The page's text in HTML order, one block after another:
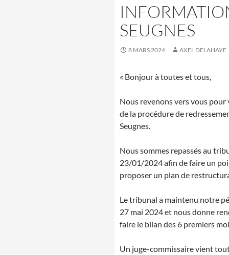
SEUGNES
8 MARS 2024 AXEL DELAHAYE
« Bonjour à toutes et tous,
Nous revenons vers vous
de la procédure de
Seugnes.
Nous sommes repassés au
23/01/2024 afin de faire un
proposer un plan de
Le tribunal a maintenu notre
27 mai 2024 et nous donne
faire le bilan des 6 premiers
Un juge-commissaire vient